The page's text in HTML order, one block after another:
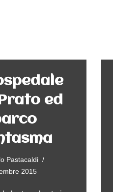
ed
Pastacaldi
2015